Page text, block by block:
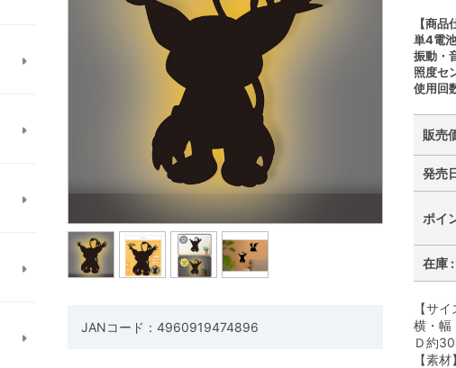
JANコード：4960919474896
【商品
単4電
振動・
照度セ
使用回
販売
発売
ポイ
在庫 :
【サイ
横・幅
Ｄ約
【素材】